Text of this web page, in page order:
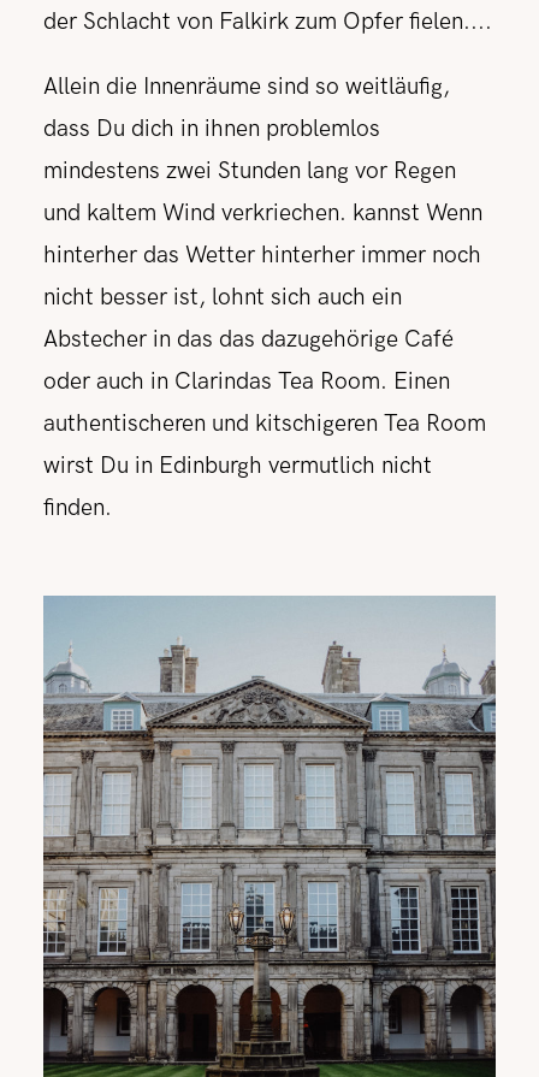
der Schlacht von Falkirk zum Opfer fielen....
Allein die Innenräume sind so weitläufig,
dass Du dich in ihnen problemlos
mindestens zwei Stunden lang vor Regen
und kaltem Wind verkriechen. kannst Wenn
hinterher das Wetter hinterher immer noch
nicht besser ist, lohnt sich auch ein
Abstecher in das das dazugehörige Café
oder auch in Clarindas Tea Room. Einen
authentischeren und kitschigeren Tea Room
wirst Du in Edinburgh vermutlich nicht
finden.